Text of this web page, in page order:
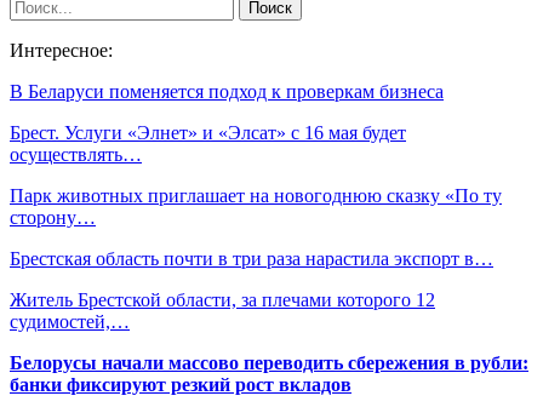
Интересное:
В Беларуси поменяется подход к проверкам бизнеса
Брест. Услуги «Элнет» и «Элсат» с 16 мая будет
осуществлять…
Парк животных приглашает на новогоднюю сказку «По ту
сторону…
Брестская область почти в три раза нарастила экспорт в…
Житель Брестской области, за плечами которого 12
судимостей,…
Белорусы начали массово переводить сбережения в рубли:
банки фиксируют резкий рост вкладов